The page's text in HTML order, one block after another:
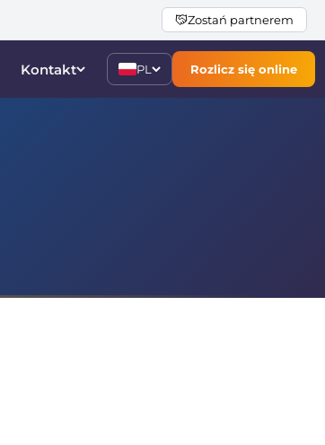
Zostań partnerem
Kontakt PL Rozlicz się online